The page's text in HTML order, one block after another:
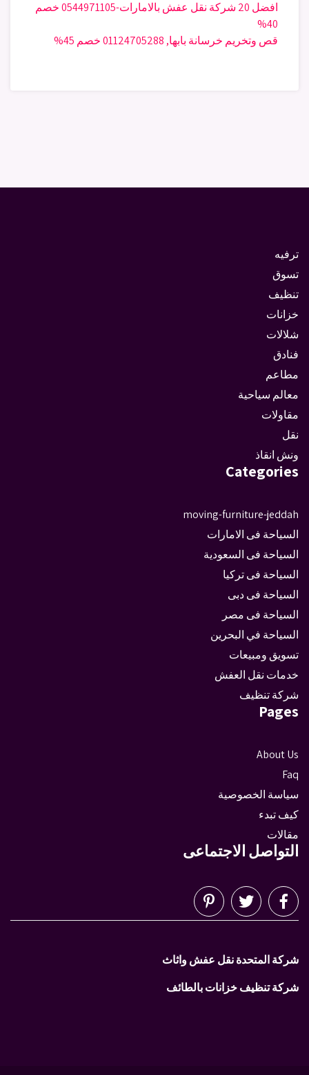
افضل 20 شركة نقل عفش بالامارات-0544971105 خصم
40%
قص وتخريم خرسانة بابها, 01124705288 خصم 45%
ترفيه
تسوق
تنظيف
خزانات
شلالات
فنادق
مطاعم
معالم سياحية
مقاولات
نقل
ونش انقاذ
Categories
moving-furniture-jeddah
السياحة فى الامارات
السياحة فى السعودية
السياحة فى تركيا
السياحة فى دبى
السياحة فى مصر
السياحة في البحرين
تسويق ومبيعات
خدمات نقل العفش
شركة تنظيف
Pages
About Us
Faq
سياسة الخصوصية
كيف تبدء
مقالات
التواصل الاجتماعى
شركة المتحدة نقل عفش واثاث
شركة تنظيف خزانات بالطائف